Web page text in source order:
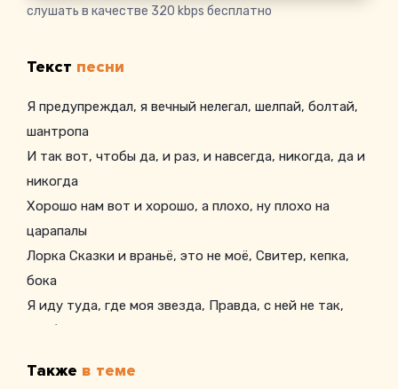
слушать в качестве 320 kbps бесплатно
Текст песни
Я предупреждал, я вечный нелегал, шелпай, болтай,
шантропа
И так вот, чтобы да, и раз, и навсегда, никогда, да и
никогда
Хорошо нам вот и хорошо, а плохо, ну плохо на
царапалы
Лорка Сказки и враньё, это не моё, Свитер, кепка,
бока
Я иду туда, где моя звезда, Правда, с ней не так,
Чтоб всегда я в ладах
Нацарапал имя ножом до толку
Также в теме